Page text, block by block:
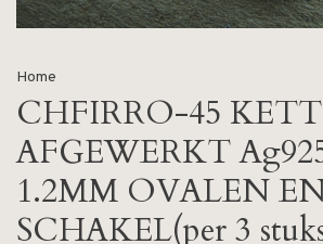
Home
CHFIRRO-45
AFGEWERKT
1.2MM OVALEN
SCHAKEL(per 3